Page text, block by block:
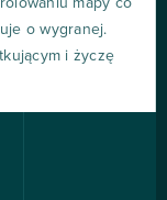
mapy co
o wygranej.
i życzę